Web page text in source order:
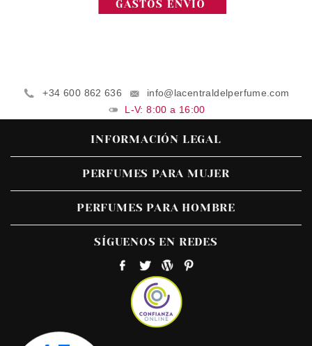
+34 600 862 636
info@lacentraldelperfume.com
L-V: 8:00 a 16:00
INFORMACIÓN LEGAL
PERFUMES PARA MUJER
PERFUMES PARA HOMBRE
SÍGUENOS EN REDES